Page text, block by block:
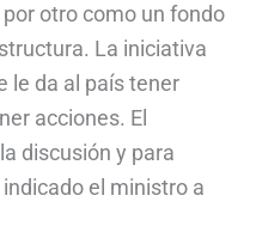
otro como un fondo
La iniciativa
le da al país tener
acciones. El
discusión y para
el ministro a